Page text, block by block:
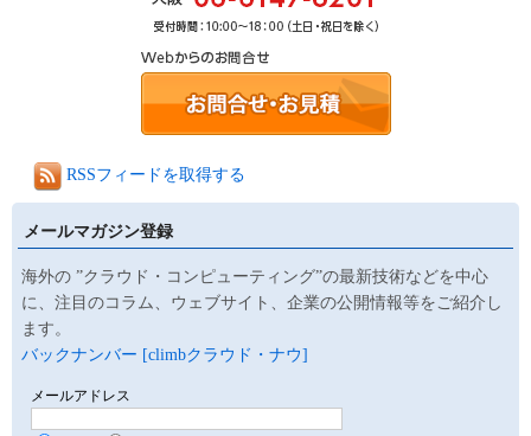
RSSフィードを取得する
メールマガジン登録
海外の ”クラウド・コンピューティング”の最新技術などを中心
に、注目のコラム、ウェブサイト、企業の公開情報等をご紹介し
ます。
バックナンバー [climbクラウド・ナウ]